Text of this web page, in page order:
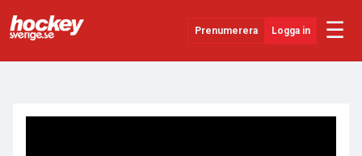
Prenumerera Logga in ☰